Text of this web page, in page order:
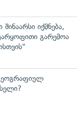
იქმნება,
გარემოა